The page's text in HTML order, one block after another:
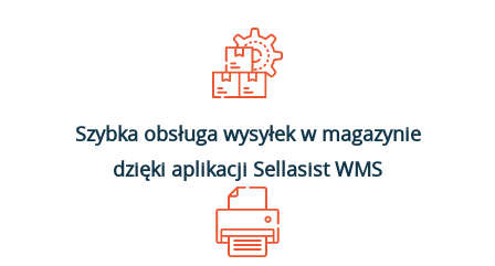
Szybka obsługa wysyłek w magazynie
dzięki aplikacji Sellasist WMS